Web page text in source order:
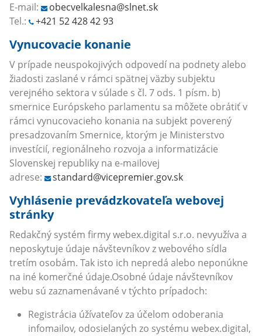
E-mail:
obecvelkalesna@slnet.sk
Tel.:
+421 52 428 42 93
Vynucovacie konanie
V prípade neuspokojivých odpovedí na podnety alebo
žiadosti zaslané v rámci spätnej väzby subjektu
verejného sektora v súlade s čl. 7 ods. 1 písm. b)
smernice Európskeho parlamentu sa môžete obrátiť v
rámci vynucovacieho konania na subjekt poverený
presadzovaním Smernice, ktorým je Ministerstvo
investícií, regionálneho rozvoja a informatizácie
Slovenskej republiky na e-mailovej
adrese:
standard@vicepremier.gov.sk
Vyhlásenie prevádzkovateľa webovej
stránky
Redakčný systém firmy webex.digital s.r.o. nevyužíva a
neposkytuje údaje návštevníkov z webového sídla
tretím osobám. Tak isto ich nepredá alebo neponúkne
na iné komerčné údaje.Osobné údaje návštevníkov
webu sú zaznamenávané v týchto prípadoch:
Registrácia úžívateľov za účelom odoberania
infomailov, odosielaných zo systému webex.digital,